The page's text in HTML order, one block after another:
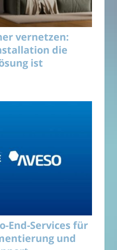
vernetzen:
die
ist
End-Services für
und